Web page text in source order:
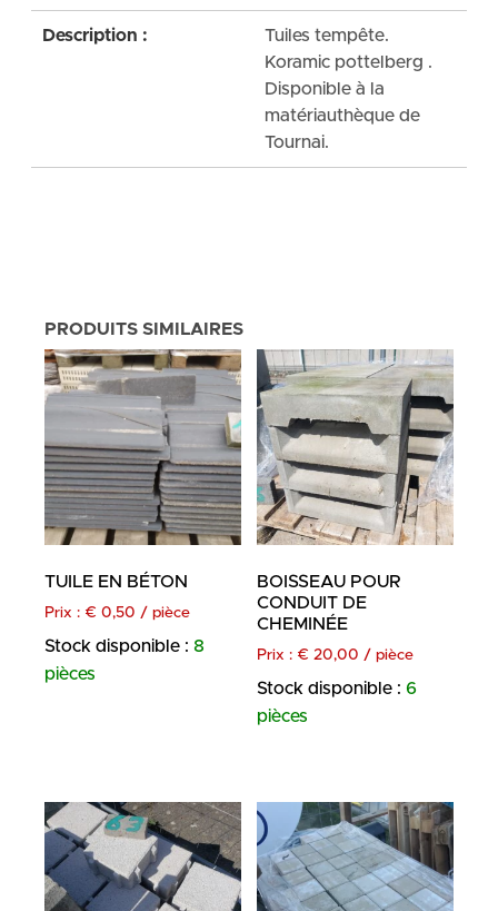
Description :
Tuiles tempête.
Koramic pottelberg .
Disponible à la
matériauthèque de
Tournai.
PRODUITS SIMILAIRES
TUILE EN BÉTON
Prix : € 0,50 / pièce
Stock disponible : 8
pièces
BOISSEAU POUR
CONDUIT DE
CHEMINÉE
Prix : € 20,00 / pièce
Stock disponible :6
pièces